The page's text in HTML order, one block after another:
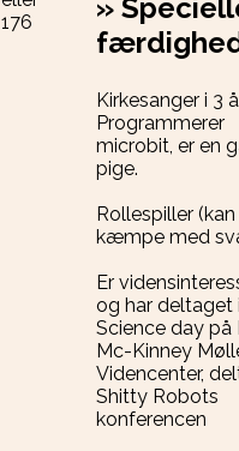
176
»
Kirkesanger i 3
Programmerer
microbit, er en
pige.
Rollespiller
kæmpe med
Er
og har deltaget
Science day
Mc-Kinney
Videncenter,
Shitty Robots
konferencen